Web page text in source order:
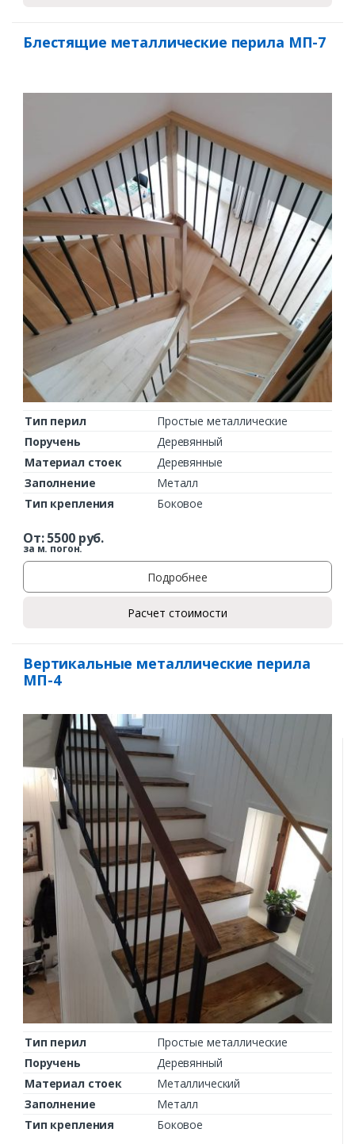
Блестящие металлические перила МП-7
Тип перил
Простые металлические
Поручень
Деревянный
Материал стоек
Деревянные
Заполнение
Металл
Тип крепления
Боковое
От:5500руб.
за м. погон.
Подробнее
Расчет стоимости
Вертикальные металлические перила
МП-4
Тип перил
Простые металлические
Поручень
Деревянный
Материал стоек
Металлический
Заполнение
Металл
Тип крепления
Боковое